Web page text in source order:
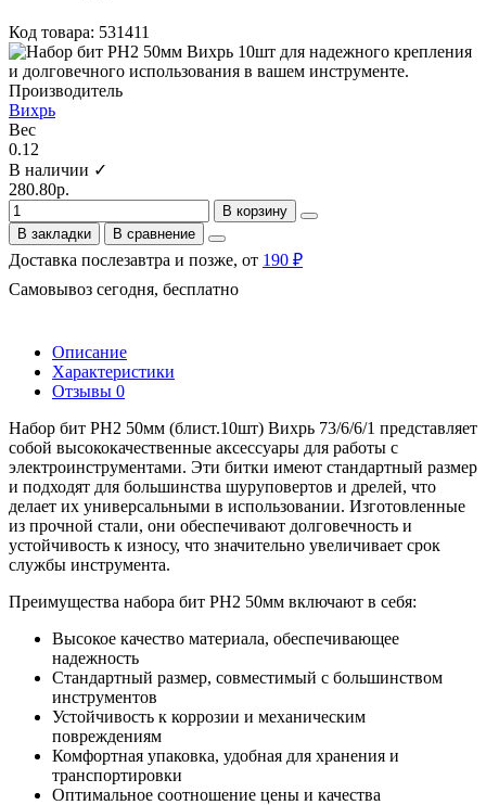
Код товара: 531411
Производитель
Вихрь
Вес
0.12
В наличии ✓
280.80р.
В корзину
В закладки
В сравнение
Доставка послезавтра и позже, от 190 ₽
Самовывоз сегодня, бесплатно
Описание
Характеристики
Отзывы 0
Набор бит PH2 50мм (блист.10шт) Вихрь 73/6/6/1 представляет
собой высококачественные аксессуары для работы с
электроинструментами. Эти битки имеют стандартный размер
и подходят для большинства шуруповертов и дрелей, что
делает их универсальными в использовании. Изготовленные
из прочной стали, они обеспечивают долговечность и
устойчивость к износу, что значительно увеличивает срок
службы инструмента.
Преимущества набора бит PH2 50мм включают в себя:
Высокое качество материала, обеспечивающее
надежность
Стандартный размер, совместимый с большинством
инструментов
Устойчивость к коррозии и механическим
повреждениям
Комфортная упаковка, удобная для хранения и
транспортировки
Оптимальное соотношение цены и качества